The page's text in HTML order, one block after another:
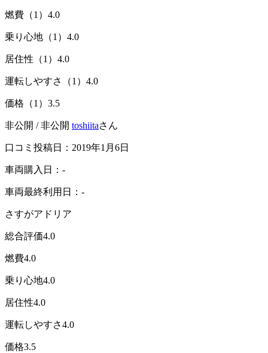
燃費（1） 4.0
乗り心地（1） 4.0
居住性（1） 4.0
運転しやすさ（1） 4.0
価格（1） 3.5
非公開 / 非公開 toshiitaさん
口コミ投稿日：2019年1月6日
車両購入日：-
車両最終利用日：-
さすがアドリア
総合評価4.0
燃費4.0
乗り心地4.0
居住性4.0
運転しやすさ4.0
価格3.5